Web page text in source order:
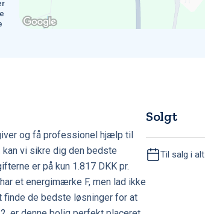
og få professionel hjælp til
vi sikre dig den bedste
er på kun 1.817 DKK pr.
et energimærke F, men lad ikke
de bedste løsninger for at
Solgt
Til salg i alt